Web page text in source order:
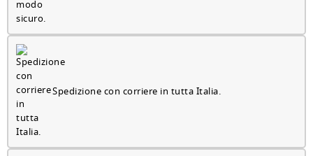
Spedizione con corriere in tutta Italia.